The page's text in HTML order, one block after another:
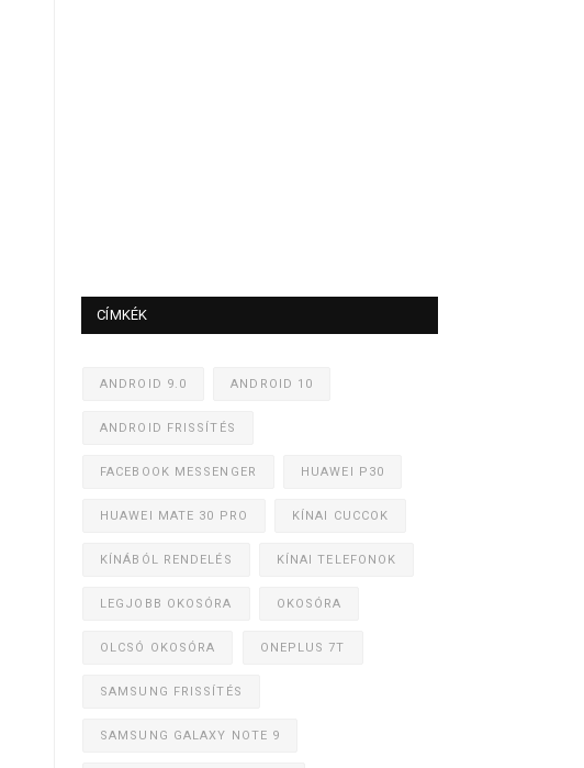
CÍMKÉK
ANDROID 9.0 ANDROID 10
ANDROID FRISSÍTÉS
FACEBOOK MESSENGER HUAWEI P30
HUAWEI MATE 30 PRO KÍNAI CUCCOK
KÍNÁBÓL RENDELÉS KÍNAI TELEFONOK
LEGJOBB OKOSÓRA OKOSÓRA
OLCSÓ OKOSÓRA ONEPLUS 7T
SAMSUNG FRISSÍTÉS
SAMSUNG GALAXY NOTE 9